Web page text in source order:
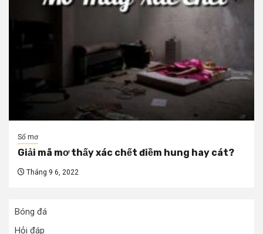
Sổ mơ
Giải mã mơ thấy xác chết điềm hung hay cát?
Tháng 9 6, 2022
Bóng đá
Hỏi đáp